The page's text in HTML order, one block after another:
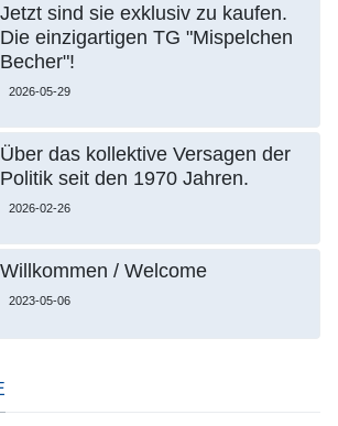
Jetzt sind sie exklusiv zu kaufen.
Die einzigartigen TG "Mispelchen
Becher"!
2026-05-29
Über das kollektive Versagen der
Politik seit den 1970 Jahren.
2026-02-26
Willkommen / Welcome
2023-05-06